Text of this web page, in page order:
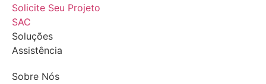
Solicite Seu Projeto
SAC
Soluções
Assistência
Sobre Nós